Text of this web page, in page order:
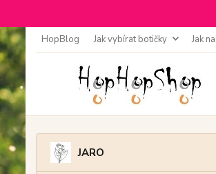
HopBlog Jak vybírat botičky Jak
JARO